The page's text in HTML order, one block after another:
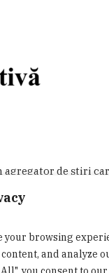
your browsing
and analyze
agregator de ştiri
în atenţia
sau doriţi să ne